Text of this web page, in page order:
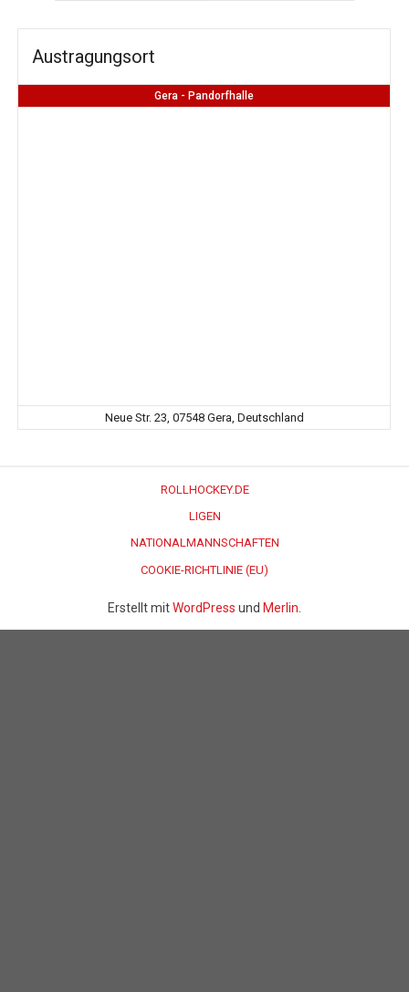
Austragungsort
Gera - Pandorfhalle
Neue Str. 23, 07548 Gera, Deutschland
ROLLHOCKEY.DE
LIGEN
NATIONALMANNSCHAFTEN
COOKIE-RICHTLINIE (EU)
Erstellt mitWordPress und Merlin